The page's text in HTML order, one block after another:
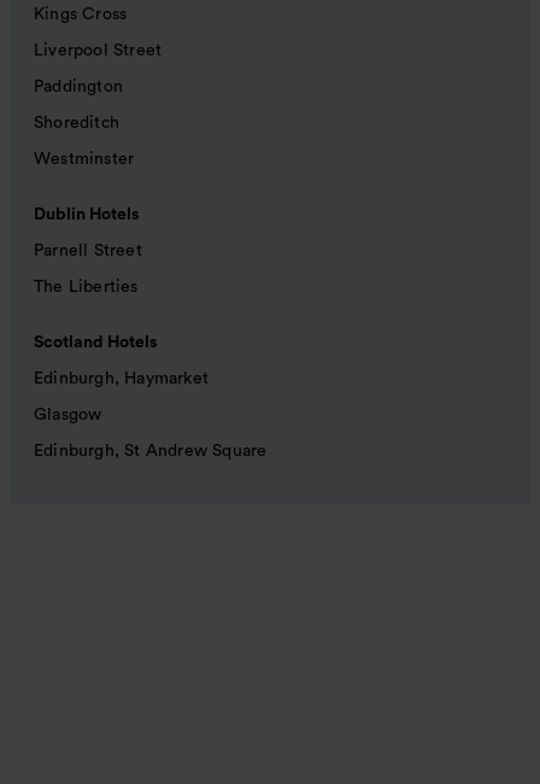
Kings Cross
Liverpool Street
Paddington
Shoreditch
Westminster
Dublin Hotels
Parnell Street
The Liberties
Scotland Hotels
Edinburgh, Haymarket
Glasgow
Edinburgh, St Andrew Square